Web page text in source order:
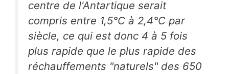
centre de l'Antartique serait
compris entre 1,5°C à 2,4°C par
siècle, ce qui est donc 4 à 5 fois
plus rapide que le plus rapide des
réchauffements "naturels" des 650